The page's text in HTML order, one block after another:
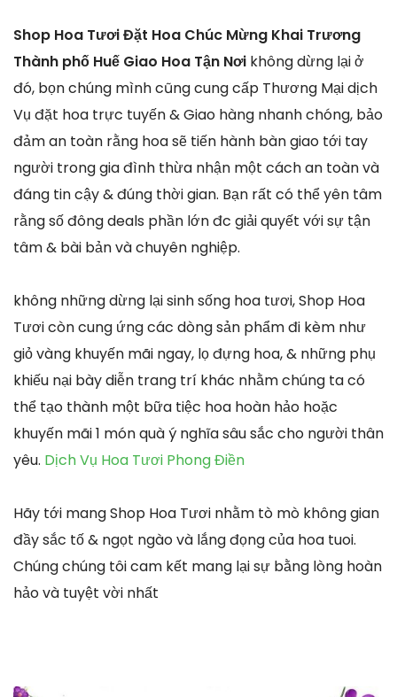
Shop Hoa Tươi Đặt Hoa Chúc Mừng Khai Trương
Thành phố Huế Giao Hoa Tận Nơi không dừng lại ở
đó, bọn chúng mình cũng cung cấp Thương Mại dịch
Vụ đặt hoa trực tuyến & Giao hàng nhanh chóng, bảo
đảm an toàn rằng hoa sẽ tiến hành bàn giao tới tay
người trong gia đình thừa nhận một cách an toàn và
đáng tin cậy & đúng thời gian. Bạn rất có thể yên tâm
rằng số đông deals phần lớn đc giải quyết với sự tận
tâm & bài bản và chuyên nghiệp.
không những dừng lại sinh sống hoa tươi, Shop Hoa
Tươi còn cung ứng các dòng sản phẩm đi kèm như
giỏ vàng khuyến mãi ngay, lọ đựng hoa, & những phụ
khiếu nại bày diễn trang trí khác nhằm chúng ta có
thể tạo thành một bữa tiệc hoa hoàn hảo hoặc
khuyến mãi 1 món quà ý nghĩa sâu sắc cho người thân
yêu. Dịch Vụ Hoa Tươi Phong Điền
Hãy tới mang Shop Hoa Tươi nhằm tò mò không gian
đầy sắc tố & ngọt ngào và lắng đọng của hoa tuoi.
Chúng chúng tôi cam kết mang lại sự bằng lòng hoàn
hảo và tuyệt vời nhất